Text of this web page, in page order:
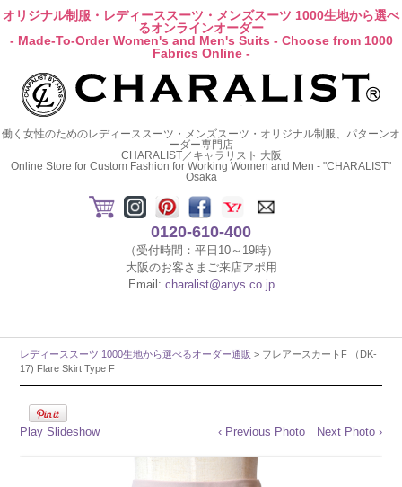
オリジナル制服・レディーススーツ・メンズスーツ 1000生地から選べ
るオンラインオーダー
- Made-To-Order Women's and Men's Suits - Choose from 1000
Fabrics Online -
働く女性のためのレディーススーツ・メンズスーツ・オリジナル制服、パターンオ
ーダー専門店
CHARALIST／キャラリスト 大阪
Online Store for Custom Fashion for Working Women and Men - "CHARALIST"
Osaka
0120-610-400
（受付時間：平日10～19時）
大阪のお客さまご来店アポ用
Email: charalist@anys.co.jp
レディーススーツ 1000生地から選べるオーダー通販 > フレアースカートF （DK-
17) Flare Skirt Type F
Play Slideshow ‹ Previous Photo Next Photo ›